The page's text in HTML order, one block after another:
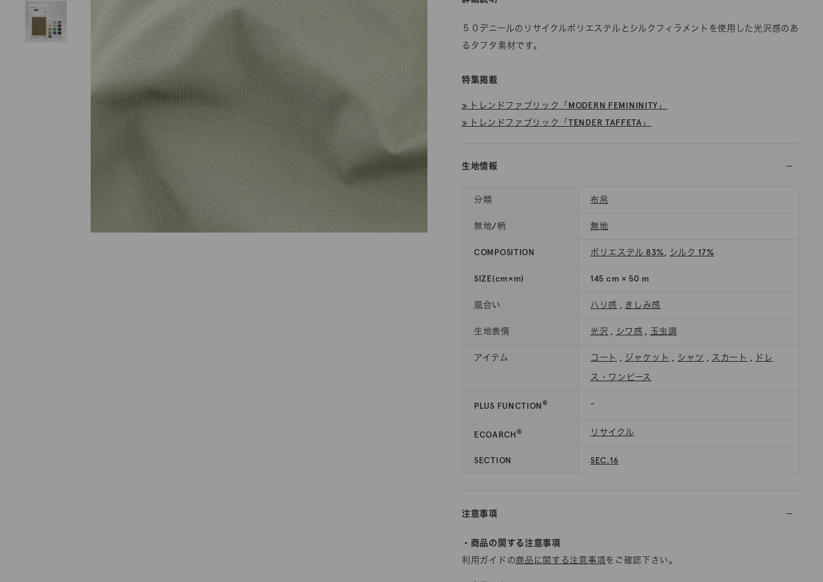
５０デニールのリサイクルポリエステルとシルクフィラメントを使用した光沢感のあ
るタフタ素材です。
特集掲載
≫ トレンドファブリック「MODERN FEMININITY」
≫ トレンドファブリック「TENDER TAFFETA」
生地情報
分類 布帛
無地/柄 無地
COMPOSITION ポリエステル 83%, シルク 17%
SIZE(cm×m) 145 cm × 50 m
風合い ハリ感 , きしみ感
生地表情 光沢 , シワ感 , 玉虫調
アイテム コート , ジャケット , シャツ , スカート , ドレ
ス・ワンピース
PLUS FUNCTION® -
ECOARCH® リサイクル
SECTION SEC.16
注意事項
・商品の関する注意事項
利用ガイドの商品に関する注意事項をご確認下さい。